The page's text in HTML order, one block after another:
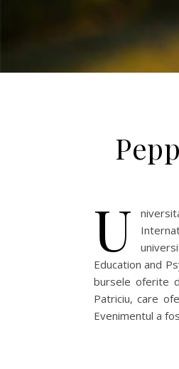
U
Education and
bursele oferite
Patriciu, care
Evenimentul a